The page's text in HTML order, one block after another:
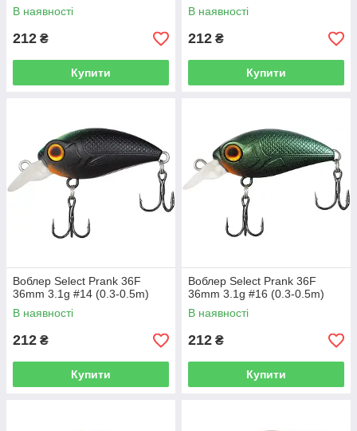
В наявності
212 ₴
Купити
В наявності
212 ₴
Купити
Воблер Select Prank 36F
36mm 3.1g #14 (0.3-0.5m)
В наявності
212 ₴
Купити
Воблер Select Prank 36F
36mm 3.1g #16 (0.3-0.5m)
В наявності
212 ₴
Купити